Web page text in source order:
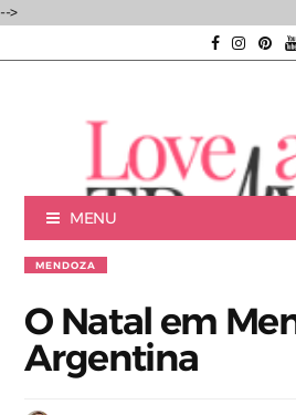
-->
Luxury experiences | Viagens
MENU
MENDOZA
O Natal em
Argentina